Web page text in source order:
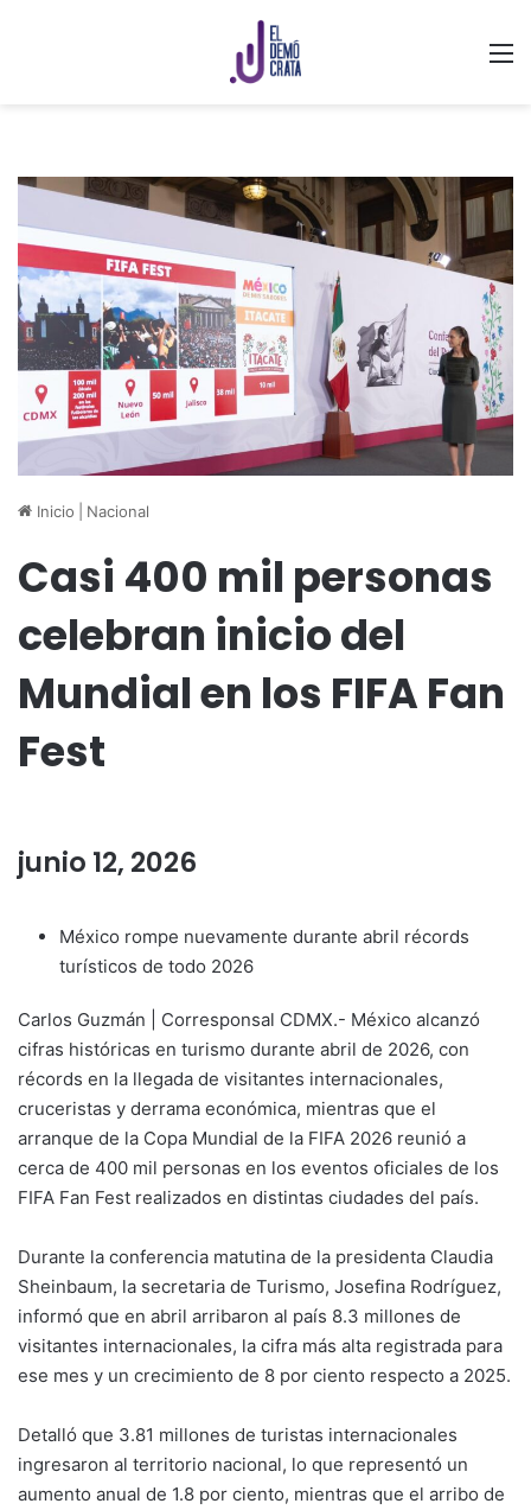
Inicio Nacional
Casi 400 mil personas
celebran inicio del
Mundial en los FIFA Fan
Fest
junio 12, 2026
México rompe nuevamente durante abril récords
turísticos de todo 2026
Carlos Guzmán | Corresponsal CDMX.- México alcanzó
cifras históricas en turismo durante abril de 2026, con
récords en la llegada de visitantes internacionales,
cruceristas y derrama económica, mientras que el
arranque de la Copa Mundial de la FIFA 2026 reunió a
cerca de 400 mil personas en los eventos oficiales de los
FIFA Fan Fest realizados en distintas ciudades del país.
Durante la conferencia matutina de la presidenta Claudia
Sheinbaum, la secretaria de Turismo, Josefina Rodríguez,
informó que en abril arribaron al país 8.3 millones de
visitantes internacionales, la cifra más alta registrada para
ese mes y un crecimiento de 8 por ciento respecto a 2025.
Detalló que 3.81 millones de turistas internacionales
ingresaron al territorio nacional, lo que representó un
aumento anual de 1.8 por ciento, mientras que el arribo de